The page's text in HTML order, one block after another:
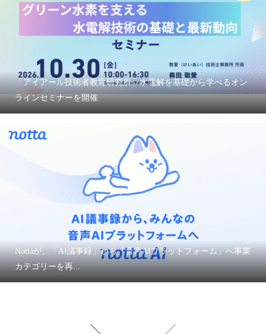
「アイアール技術者教育研究所」水電解を基礎から学べるオン
ラインセミナーを開催
Nottaが、「AI議事録」から「音声AIプラットフォーム」へ事業
カテゴリーを再...